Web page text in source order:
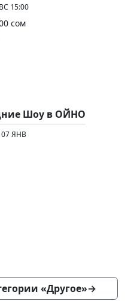
15:00
сом
Шоу в ОЙНО
07 ЯНВ
«Другое»→